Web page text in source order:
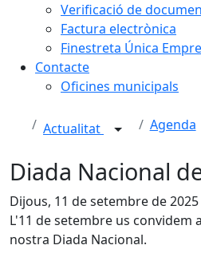
Verificació de
Factura electrònica
Finestreta Única
Contacte
Oficines municipals
Actualitat Agenda
Diada Nacional
Dijous, 11 de setembre de
L'11 de setembre us convidem
nostra Diada Nacional.